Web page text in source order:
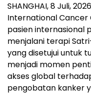
SHANGHAI,8 Juli, 2026
International
pasien internasional
menjalani terapi
yang disetujui untuk
menjadi momen
akses global
pengobatan kanker